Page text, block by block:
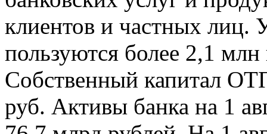
клиентов и частных лиц.
пользуются более 2,1 млн
Собственный капитал
руб. Активы банка на 1